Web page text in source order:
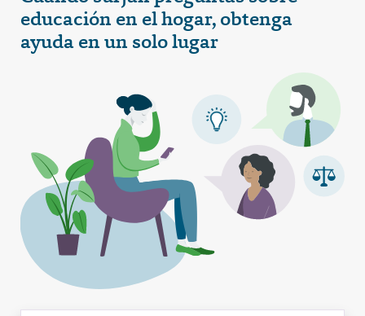
educación en el hogar, obtenga
ayuda en un solo lugar